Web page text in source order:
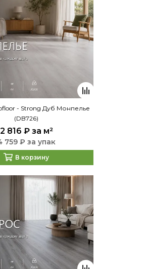
- Strong Дуб Монпелье
(DB726)
2 816 ₽за м²
759 ₽ за упак
В корзину